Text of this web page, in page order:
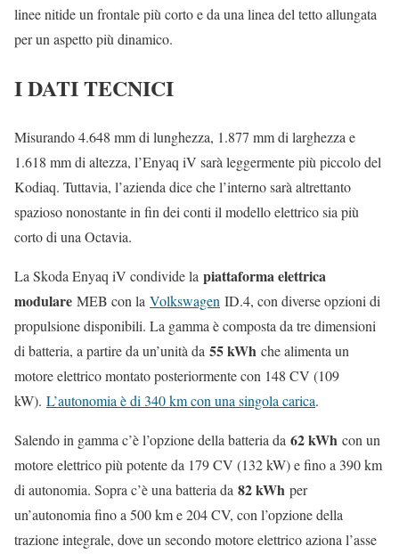
linee nitide un frontale più corto e da una linea del tetto allungata
per un aspetto più dinamico.
I DATI TECNICI
Misurando 4.648 mm di lunghezza, 1.877 mm di larghezza e
1.618 mm di altezza, l’Enyaq iV sarà leggermente più piccolo del
Kodiaq. Tuttavia, l’azienda dice che l’interno sarà altrettanto
spazioso nonostante in fin dei conti il modello elettrico sia più
corto di una Octavia.
La Skoda Enyaq iV condivide la piattaforma elettrica
modulare MEB con la Volkswagen ID.4, con diverse opzioni di
propulsione disponibili. La gamma è composta da tre dimensioni
di batteria, a partire da un’unità da 55 kWh che alimenta un
motore elettrico montato posteriormente con 148 CV (109
kW). L’autonomia è di 340 km con una singola carica.
Salendo in gamma c’è l’opzione della batteria da 62 kWh con un
motore elettrico più potente da 179 CV (132 kW) e fino a 390 km
di autonomia. Sopra c’è una batteria da 82 kWh per
un’autonomia fino a 500 km e 204 CV, con l’opzione della
trazione integrale, dove un secondo motore elettrico aziona l’asse